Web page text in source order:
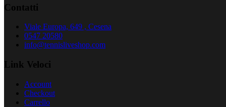
Contatti
Viale Europa, 649 , Cesena
0547 20580
info@tennisliveshop.com
Link Veloci
Account
Checkout
Carrello